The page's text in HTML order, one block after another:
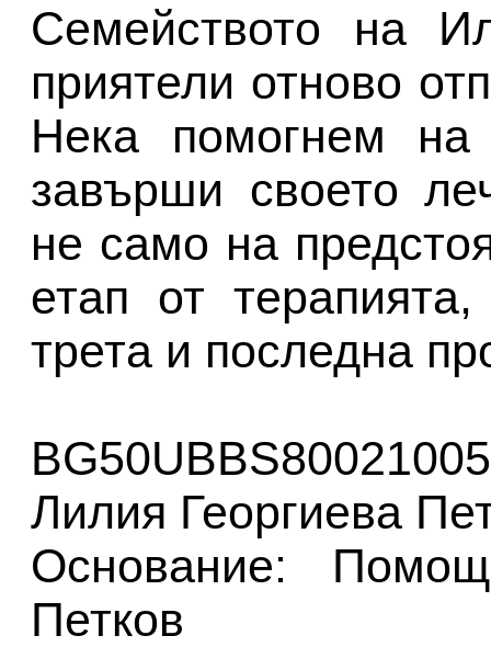
Семейството на
приятели отново
Нека помогнем
завърши своето
не само на
етап от
трета и последна
Лилия Георгиева
Основание:
Петков